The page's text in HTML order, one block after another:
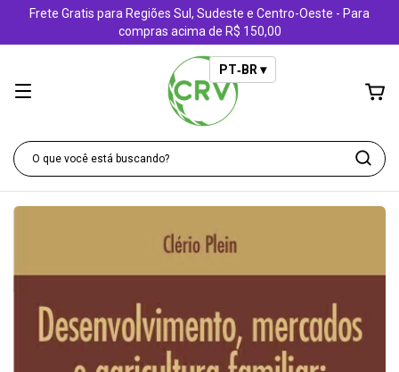
Frete Gratis para Regiões Sul, Sudeste e Centro-Oeste - Para
compras acima de R$ 150,00
PT‑BR ▾